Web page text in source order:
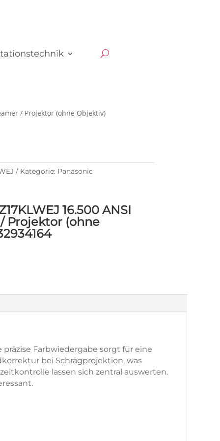
/ Projektor (ohne Objektiv)
Kategorie: Panasonic
16.500 ANSI
Projektor (ohne
Farbwiedergabe sorgt für eine
bei Schrägprojektion, was
lassen sich zentral auswerten.